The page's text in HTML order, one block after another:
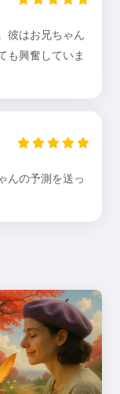
彼はお兄ちゃん
も興奮していま
んの予測を送っ